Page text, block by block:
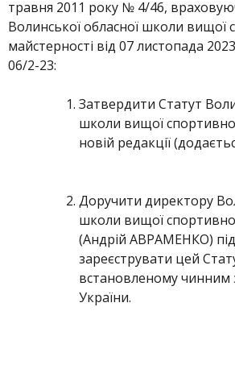
травня 2011 року № 4/46,
Волинської обласної школи вищої
майстерності від 07 листопада
06/2-23:
Затвердити Статут
школи вищої
новій редакції
Доручити директору
школи вищої
(Андрій АВРАМЕНКО)
зареєструвати цей
встановленому чинним
України.